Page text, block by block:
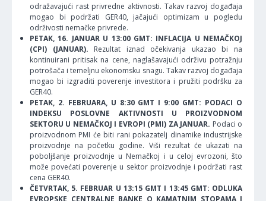
odražavajući rast privredne aktivnosti. Takav razvoj događaja
mogao bi podržati GER40, jačajući optimizam u pogledu
održivosti nemačke privrede.
PETAK, 16. JANUAR U 13:00 GMT: INFLACIJA U NEMAČKOJ
(CPI) (JANUAR). Rezultat iznad očekivanja ukazao bi na
kontinuirani pritisak na cene, naglašavajući održivu potražnju
potrošača i temeljnu ekonomsku snagu. Takav razvoj događaja
mogao bi izgraditi poverenje investitora i pružiti podršku za
GER40.
PETAK, 2. FEBRUARA, U 8:30 GMT I 9:00 GMT: PODACI O
INDEKSU POSLOVNE AKTIVNOSTI U PROIZVODNOM
SEKTORU U NEMAČKOJ I EVROPI (PMI) ZA JANUAR. Podaci o
proizvodnom PMI će biti rani pokazatelj dinamike industrijske
proizvodnje na početku godine. Viši rezultat će ukazati na
poboljšanje proizvodnje u Nemačkoj i u celoj evrozoni, što
može povećati poverenje u sektor proizvodnje i podržati rast
cena GER40.
ČETVRTAK, 5. FEBRUAR U 13:15 GMT I 13:45 GMT: ODLUKA
EVROPSKE CENTRALNE BANKE O KAMATNIM STOPAMA I